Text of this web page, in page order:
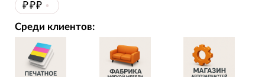
₽₽₽ •
Среди клиентов: